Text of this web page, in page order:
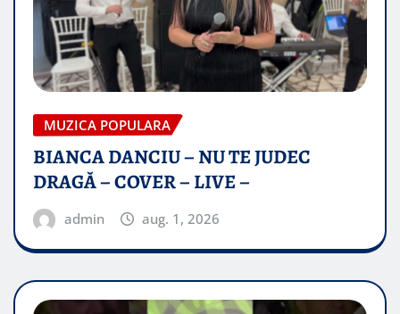
MUZICA POPULARA
BIANCA DANCIU – NU TE JUDEC
DRAGĂ – COVER – LIVE –
admin aug. 1, 2026